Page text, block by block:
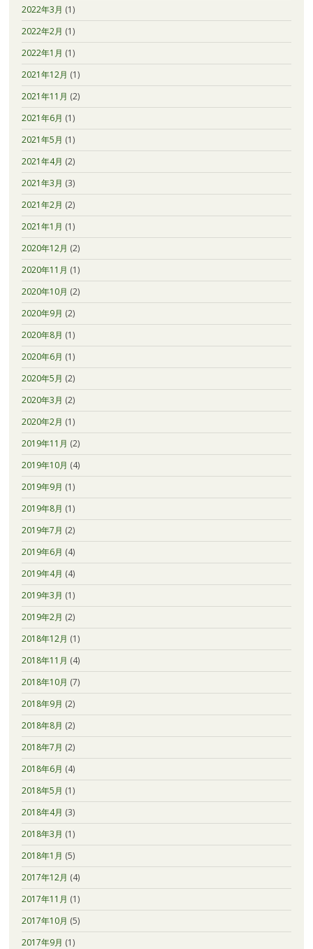
2022年3月 (1)
2022年2月 (1)
2022年1月 (1)
2021年12月 (1)
2021年11月 (2)
2021年6月 (1)
2021年5月 (1)
2021年4月 (2)
2021年3月 (3)
2021年2月 (2)
2021年1月 (1)
2020年12月 (2)
2020年11月 (1)
2020年10月 (2)
2020年9月 (2)
2020年8月 (1)
2020年6月 (1)
2020年5月 (2)
2020年3月 (2)
2020年2月 (1)
2019年11月 (2)
2019年10月 (4)
2019年9月 (1)
2019年8月 (1)
2019年7月 (2)
2019年6月 (4)
2019年4月 (4)
2019年3月 (1)
2019年2月 (2)
2018年12月 (1)
2018年11月 (4)
2018年10月 (7)
2018年9月 (2)
2018年8月 (2)
2018年7月 (2)
2018年6月 (4)
2018年5月 (1)
2018年4月 (3)
2018年3月 (1)
2018年1月 (5)
2017年12月 (4)
2017年11月 (1)
2017年10月 (5)
2017年9月 (1)